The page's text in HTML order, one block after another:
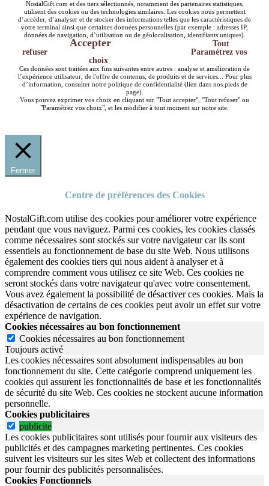
NostalGift.com et des tiers sélectionnés, notamment des partenaires statistiques,
utilisent des cookies ou des technologies similaires. Les cookies nous permettent
d’accéder, d’analyser et de stocker des informations telles que les caractéristiques de
votre terminal ainsi que certaines données personnelles (par exemple : adresses IP,
données de navigation, d’utilisation ou de géolocalisation, identifiants uniques).
Accepter
Tout
refuser
Paramétrez vos
choix
Ces données sont traitées aux fins suivantes entre autres : analyse et amélioration de
l’expérience utilisateur, de l'offre de contenus, de produits et de services... Pour plus
d’information, consulter notre politique de confidentialité (lien dans nos pieds de
page).
Vous pouvez exprimer vos choix en cliquant sur "Tout accepter", "Tout refuser" ou
"Paramétrez vos choix", et les modifier à tout moment sur notre site.
Fermer
Centre de préférences des Cookies
NostalGift.com utilise des cookies pour améliorer votre expérience
pendant que vous naviguez. Parmi ces cookies, les cookies classés
comme nécessaires sont stockés sur votre navigateur car ils sont
essentiels au fonctionnement de base du site Web. Nous utilisons
également des cookies tiers qui nous aident à analyser et à
comprendre comment vous utilisez ce site Web. Ces cookies ne
seront stockés dans votre navigateur qu'avec votre consentement.
Vous avez également la possibilité de désactiver ces cookies. Mais la
désactivation de certains de ces cookies peut avoir un effet sur votre
expérience de navigation.
Cookies nécessaires au bon fonctionnement
Cookies nécessaires au bon fonctionnement
Toujours activé
Les cookies nécessaires sont absolument indispensables au bon
fonctionnement du site. Cette catégorie comprend uniquement les
cookies qui assurent les fonctionnalités de base et les fonctionnalités
de sécurité du site Web. Ces cookies ne stockent aucune information
personnelle.
Cookies publicitaires
publicite
Les cookies publicitaires sont utilisés pour fournir aux visiteurs des
publicités et des campagnes marketing pertinentes. Ces cookies
suivent les visiteurs sur les sites Web et collectent des informations
pour fournir des publicités personnalisées.
Cookies Fonctionnels